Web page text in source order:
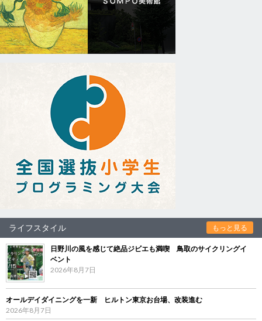
ライフスタイル もっと見る
日野川の風を感じて絶品ジビエも満喫 鳥取のサイクリングイ
ベント
2026年8月7日
オールデイダイニングを一新 ヒルトン東京お台場、改装進む
2026年8月7日